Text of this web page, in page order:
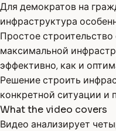
Для демократов на
инфраструктура
Простое строительство
максимальной
эффективно, как и
Решение строить
конкретной ситуации и
What the video covers
Видео анализирует